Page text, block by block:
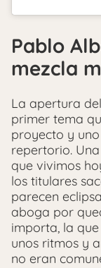
Pablo
mezcla
La apertura
primer tema
proyecto y
repertorio.
que vivimos
los titulares
parecen
aboga por
importa, la que
unos ritmos y
no eran